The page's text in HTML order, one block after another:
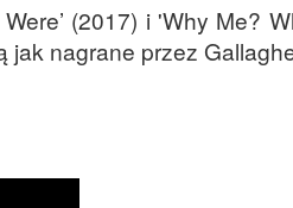
(2017) i 'Why Me?
nagrane przez